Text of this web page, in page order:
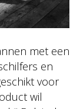
met een
en
voor
wil